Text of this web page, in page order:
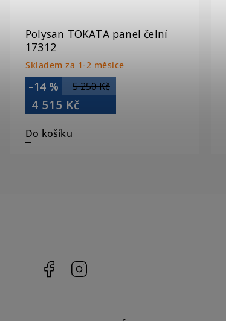
Polysan TOKATA panel čelní
17312
Skladem za 1-2 měsíce
5 250 Kč
–14 %
4 515 Kč
Do košíku
Facebook